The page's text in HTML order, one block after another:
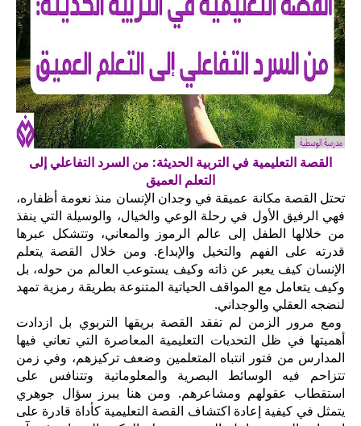
القصة التعليمية في التربية الحديثة: من السرد التفاعلي إلى
التعلم العميق
تحتل القصة مكانة عميقة في وجدان الإنسان منذ نعومة أظفاره،
فهي الرفيق الأول في رحلة الوعي والخيال، والوسيلة التي ينفذ
من خلالها الطفل إلى عالم الرموز والمعاني، وتتشكل عبرها
قدرته على الفهم والتخيل والإبداع. ومن خلال القصة يتعلم
الإنسان كيف يعبر عن ذاته وكيف يستوعب العالم من حوله، بل
وكيف يتعامل مع المواقف الحياتية المتنوعة بطريقة رمزية تمهد
لنضجه العقلي والوجداني.
ومع مرور الزمن لم تفقد القصة بريقها التربوي بل ازدادت
أهميتها في ظل التحديات التعليمية المعاصرة التي تعاني فيها
المدارس من فتور انتباه المتعلمين وضعف تركيزهم، وفي زمن
تتزاحم فيه الوسائط البصرية والمعلوماتية وتتنافس على
استقطاب عقولهم ومشاعرهم. ومن هنا يبرز سؤال جوهري
يتمثل في كيفية إعادة اكتشاف القصة التعليمية كأداة قادرة على